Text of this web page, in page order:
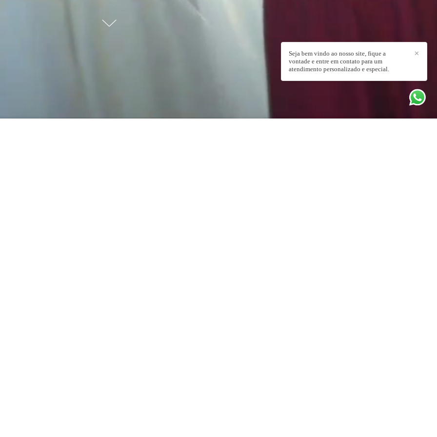
✕
Seja bem vindo ao nosso site, fique a
vontade e entre em contato para um
atendimento personalizado e especial.